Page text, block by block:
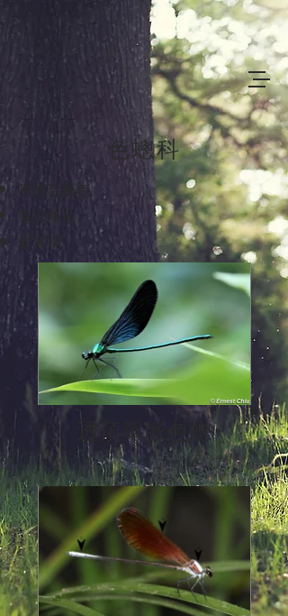
色蟌科
身體金屬色
腹部修長
翅寬闊
透頂單脈色蟌